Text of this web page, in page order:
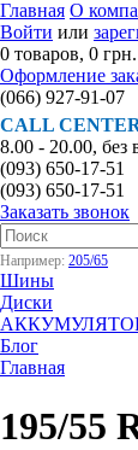
Главная О
Войти или
0 товаров, 0 грн.
Оформление
(066) 927-91-07
CALL
8.00 - 20.00, без
(093) 650-17-51
(093) 650-17-51
Заказать звонок
Например: 205/65
Шины
Диски
Блог
Главная
195/55